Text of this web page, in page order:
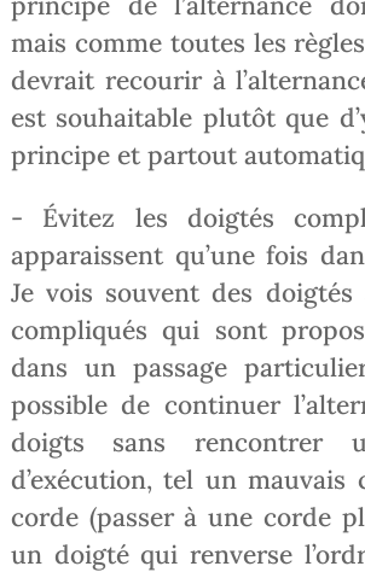
mais comme toutes les
devrait recourir à
est souhaitable plutôt que
principe et partout
- Évitez les doigtés
apparaissent qu’une fois
Je vois souvent des
compliqués qui sont
dans un passage
possible de continuer
doigts sans rencontrer
d’exécution, tel un mauvais
corde (passer à une corde
un doigté qui renverse